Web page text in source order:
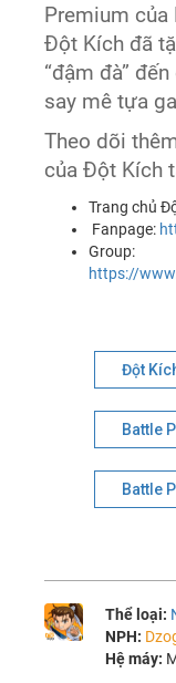
Premium của
Đột Kích đã
“đậm đà”
say mê tựa
Theo dõi
của Đột Kích
Trang chủ
Fanpage:
Group:
https://
Đột
Battle
Battle
Thể loại:
NPH:
Hệ máy: